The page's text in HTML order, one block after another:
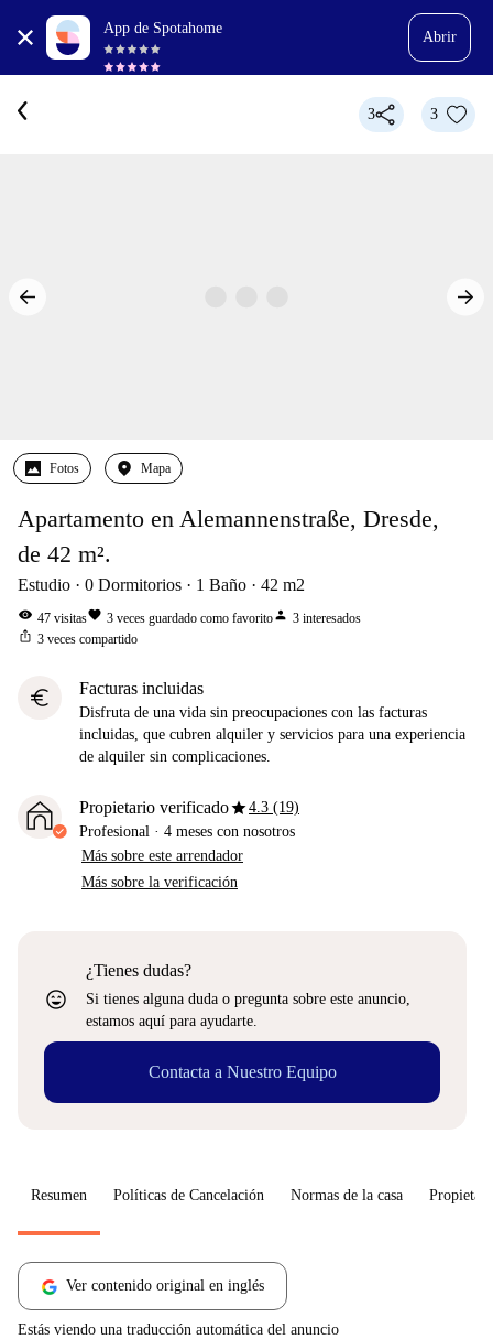
App de Spotahome
Abrir
3 3
Fotos Mapa
Apartamento en Alemannenstraße, Dresde,
de 42 m².
Estudio 0 Dormitorios 1 Baño 42 m2
visibility 47 visitasfavorite 3 veces guardado como favoritoperson 3 interesados
ios_share 3 veces compartido
euro Facturas incluidas
Disfruta de una vida sin preocupaciones con las facturas
incluidas, que cubren alquiler y servicios para una experiencia
de alquiler sin complicaciones.
Propietario verificadostar4.3 (19)
Profesional · 4 meses con nosotros
Más sobre este arrendador
Más sobre la verificación
sentiment_very_satisfied
¿Tienes dudas?
Si tienes alguna duda o pregunta sobre este anuncio,
estamos aquí para ayudarte.
Contacta a Nuestro Equipo
Resumen Políticas de Cancelación Normas de la casa
Ver contenido original en inglés
Estás viendo una traducción automática del anuncio